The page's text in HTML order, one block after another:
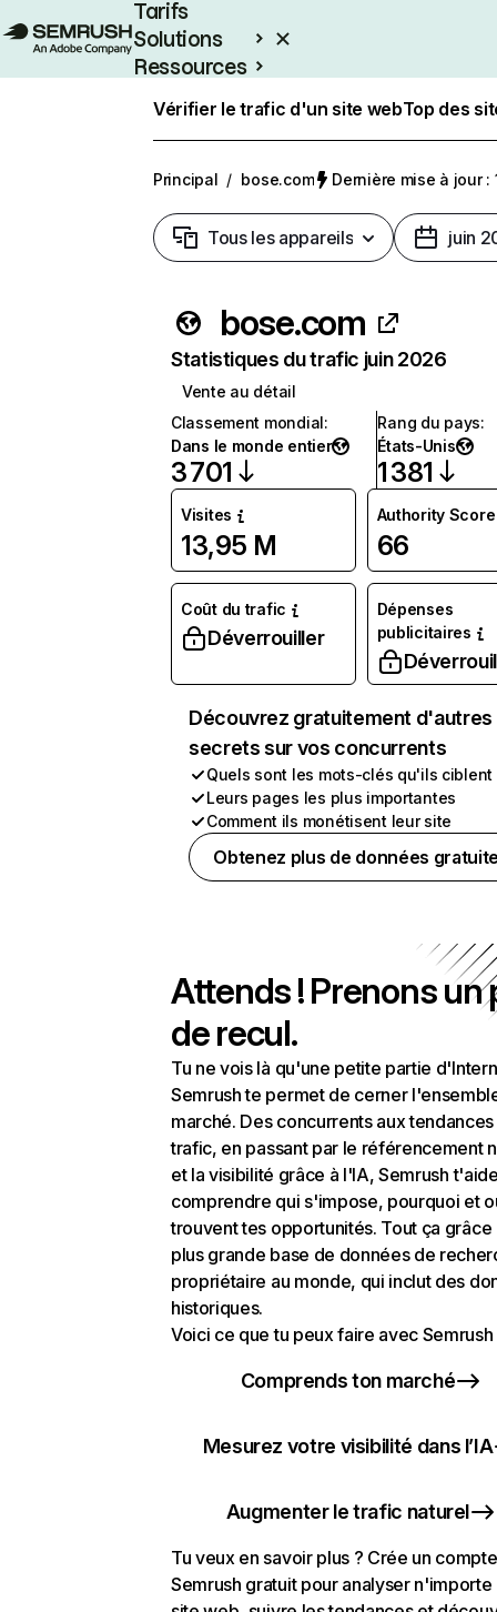
Tarifs
Solutions
Ressources
Vérifier le trafic d'un site webTop des
Principal / bose.com Dernière mise à jour :
Tous les appareils juin
bose.com
Statistiques du trafic juin 2026
Vente au détail
Classement mondial:
Dans le monde entier
3 701
Rang du pays:
États-Unis
1 381
Visites
13,95 M
Authority Score
66
Coût du trafic
Déverrouiller
Dépenses
publicitaires
Découvrez gratuitement d'autres
secrets sur vos concurrents
Quels sont les mots-clés qu'ils ciblent
Leurs pages les plus importantes
Comment ils monétisent leur site
Obtenez plus de données
Attends ! Prenons un
de recul.
Tu ne vois là qu'une petite partie
Semrush te permet de cerner
marché. Des concurrents aux
trafic, en passant par le référencement
et la visibilité grâce à l'IA, Semrush
comprendre qui s'impose, pourquoi et
trouvent tes opportunités. Tout ça grâce
plus grande base de données de
propriétaire au monde, qui inclut des
historiques.
Voici ce que tu peux faire avec Semrush
Comprends ton marché
Mesurez votre visibilité dans l’IA
Augmenter le trafic naturel
Tu veux en savoir plus ? Crée un compte
Semrush gratuit pour analyser n'importe